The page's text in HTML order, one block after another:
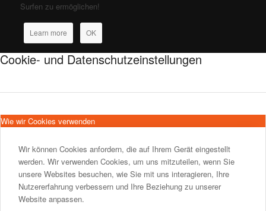
Surfen zu ermöglichen!
Learn more OK
Cookie- und Datenschutzeinstellungen
Wie wir Cookies verwenden
Wir können Cookies anfordern, die auf Ihrem Gerät eingestellt
werden. Wir verwenden Cookies, um uns mitzuteilen, wenn Sie
unsere Websites besuchen, wie Sie mit uns interagieren, Ihre
Nutzererfahrung verbessern und Ihre Beziehung zu unserer
Website anpassen.